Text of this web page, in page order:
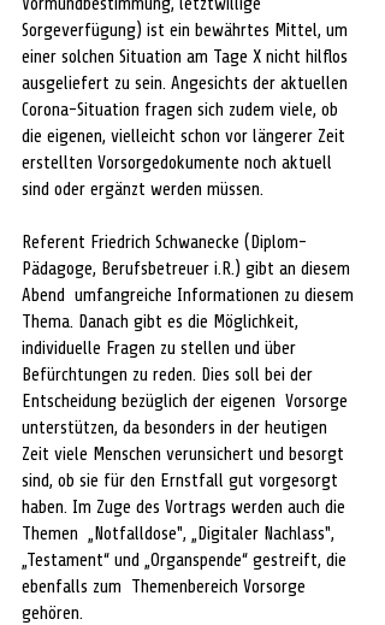
Sorgeverfügung) ist ein bewährtes Mittel, um
einer solchen Situation am Tage X nicht hilflos
ausgeliefert zu sein. Angesichts der aktuellen
Corona-Situation fragen sich zudem viele, ob
die eigenen, vielleicht schon vor längerer Zeit
erstellten Vorsorgedokumente noch aktuell
sind oder ergänzt werden müssen.
Referent Friedrich Schwanecke (Diplom-
Pädagoge, Berufsbetreuer i.R.) gibt an diesem
Abend  umfangreiche Informationen zu diesem
Thema. Danach gibt es die Möglichkeit,
individuelle Fragen zu stellen und über
Befürchtungen zu reden. Dies soll bei der
Entscheidung bezüglich der eigenen  Vorsorge
unterstützen, da besonders in der heutigen
Zeit viele Menschen verunsichert und besorgt
sind, ob sie für den Ernstfall gut vorgesorgt
haben. Im Zuge des Vortrags werden auch die
Themen  „Notfalldose", „Digitaler Nachlass",
„Testament“ und „Organspende“ gestreift, die
ebenfalls zum  Themenbereich Vorsorge
gehören.